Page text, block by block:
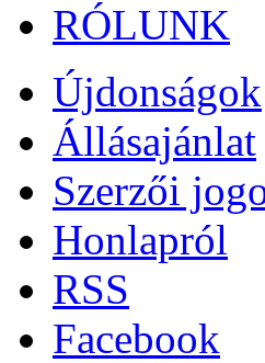
RÓLUNK
Újdonságok
Állásajánlat
Szerzői
Honlapról
RSS
Facebook